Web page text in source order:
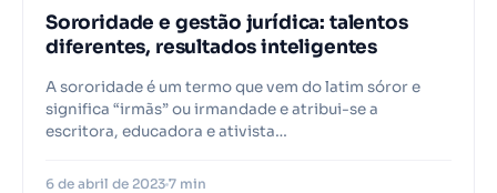
Sororidade e gestão jurídica: talentos
diferentes, resultados inteligentes
A sororidade é um termo que vem do latim sóror e
significa “irmãs” ou irmandade e atribui-se a
escritora, educadora e ativista…
6 de abril de 2023 7 min